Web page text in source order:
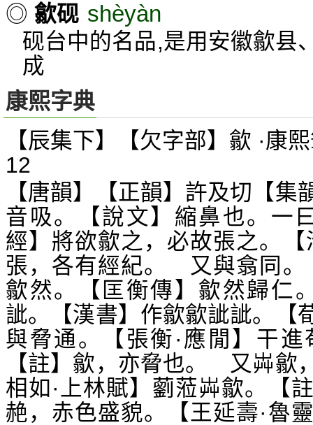
◎ 歙砚 shèyàn
砚台中的名品,是用安徽歙县
成
康熙字典
【辰集下】【欠字部】歙 ·康
12
【唐韻】【正韻】許及切【集
音吸。【說文】縮鼻也。一
經】將欲歙之，必故張之。
張，各有經紀。 又與翕同。
歙然。【匡衡傳】歙然歸仁
訿。【漢書】作歙歙訿訿。
與脅通。【張衡·應閒】干
【註】歙，亦脅也。 又芔歙
相如·上林賦】藰蒞芔歙。【
赩，赤色盛貌。【王延壽·魯